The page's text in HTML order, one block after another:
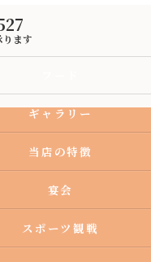
ります
ギャラリー
当店の特徴
宴会
スポーツ観戦